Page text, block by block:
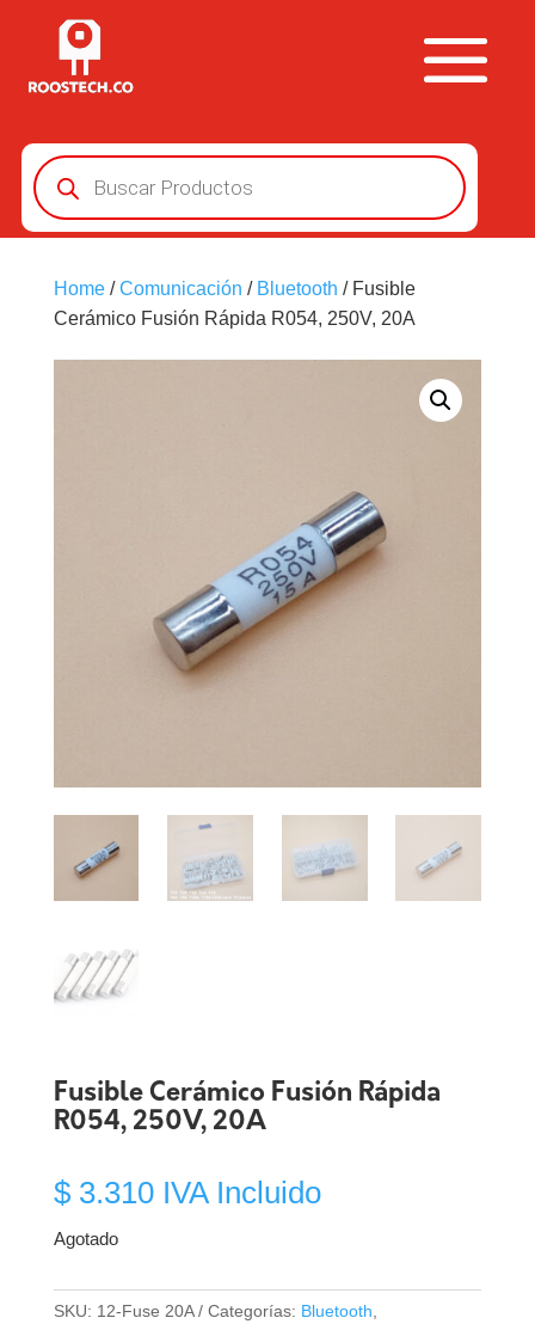
Búsqueda
de
productos
Home/Comunicación / Bluetooth / Fusible
Cerámico Fusión Rápida R054, 250V, 20A
Fusible Cerámico Fusión Rápida
R054, 250V, 20A
$3.310 IVA Incluido
Agotado
SKU: 12-Fuse 20A Categorías: Bluetooth